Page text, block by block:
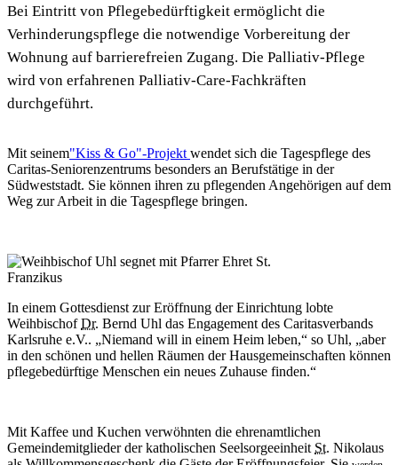
Bei Eintritt von Pflegebedürftigkeit ermöglicht die
Verhinderungspflege die notwendige Vorbereitung der
Wohnung auf barrierefreien Zugang. Die Palliativ-Pflege
wird von erfahrenen Palliativ-Care-Fachkräften
durchgeführt.
Mit seinem"Kiss & Go"-Projekt wendet sich die Tagespflege des
Caritas-Seniorenzentrums besonders an Berufstätige in der
Südweststadt. Sie können ihren zu pflegenden Angehörigen auf dem
Weg zur Arbeit in die Tagespflege bringen.
In einem Gottesdienst zur Eröffnung der Einrichtung lobte
WeihbischofDr. Bernd Uhl das Engagement des Caritasverbands
Karlsruhe e.V.. „Niemand will in einem Heim leben,“ so Uhl, „aber
in den schönen und hellen Räumen der Hausgemeinschaften können
pflegebedürftige Menschen ein neues Zuhause finden.“
Mit Kaffee und Kuchen verwöhnten die ehrenamtlichen
Gemeindemitglieder der katholischen Seelsorgeeinheit St. Nikolaus